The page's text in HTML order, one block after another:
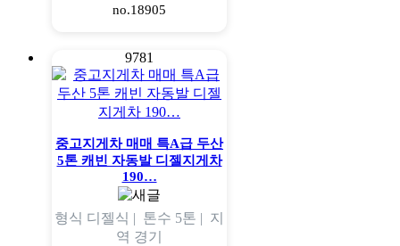
no.18905
9781
중고지게차 매매 특A급 두산
5톤 캐빈 자동발 디젤지게차
190…
형식 디젤식 | 톤수 5톤 | 지
역 경기